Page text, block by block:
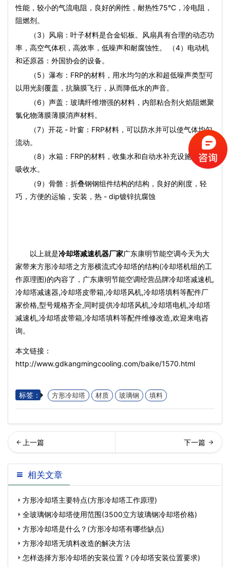
性能，较小的气流电阻，良好的刚性，耐热性75°C，冷电阻，
阻燃剂。
（3）风扇：叶子材料是合金铝板。风扇具有合理的动态功
率，高空气体积，高效率，低噪声和耐腐蚀性。 （4）电动机
和还原器：外国协会的设备。
（5）瀑布：FRP的材料，用水均匀的水和超低噪声类型可
以用光刻覆盖，抗脑膜飞行，从而降低水的声音。
（6）声盖：玻璃纤维增​​强的材料，内部粘合剂火焰阻燃聚
氯化物薄膜薄膜消声材料。
（7）开花 - 叶窗：FRP材料，可以防水并可以使气体均匀
流动。
（8）水箱：FRP的材料，收集水和自动水补充设施可直接
吸收水。
（9）骨骼：折叠钢钢组件结构的结构，良好的刚度，轻
巧，方便的运输，安装，热 - dip镀锌抗腐蚀
以上就是冷却塔减速机器厂家广东康明节能空调今天为大
家带来方形冷却塔之方形横流式冷却塔的结构(冷却塔机组的工
作原理图)的内容了，广东康明节能空调经营品牌冷却塔减速机,
冷却塔减速器,冷却塔皮带箱,冷却塔风机,冷却塔填料等配件厂
家价格,型号规格齐全,同时提供冷却塔风机,冷却塔电机,冷却塔
减速机,冷却塔皮带箱,冷却塔填料等配件维修改造,欢迎来电咨
询。
本文链接：
http://www.gdkangmingcooling.com/baike/1570.html
标签： 方形冷却塔 材质 玻璃钢 填料
家浅析方形冷却塔年度维修
保养内容(广东方形冷却塔填
回列表
相关文章
方形冷却塔主要特点(方形冷却塔工作原理)
全玻璃钢冷却塔使用范围(3500立方玻璃钢冷却塔价格)
方形冷却塔是什么？(方形冷却塔有哪些缺点)
方形冷却塔无填料改造的解决方法
怎样选择方形冷却塔的安装位置？(冷却塔安装位置要求)